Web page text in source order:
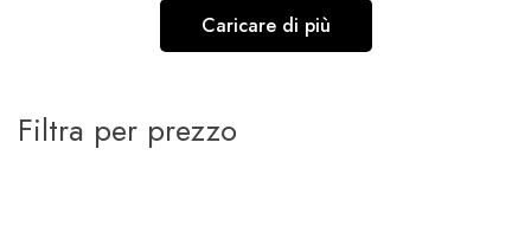
Filtra per prezzo
Caricare di più